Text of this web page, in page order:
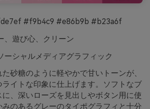
#f9b4c9 #e86b9b #b23a6f
、遊び心、クリーン
ーシャルメディアグラフィック
砂糖のように軽やかで甘いトーンが、
イトな印象に仕上げます。ソフトなブ
に、深いローズを見出しやボタン用に使
のあるグレーのタイポグラフィと十分